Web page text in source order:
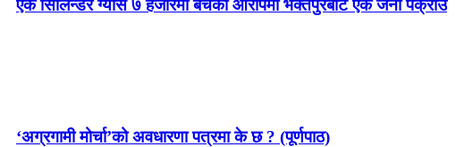
एक सिलिन्डर ग्यास ७ हजारमा बेचेको आरोपमा भक्तपुरबाट एक जना पक्राउ
‘अग्रगामी मोर्चा’को अवधारणा पत्रमा के छ ? (पूर्णपाठ)